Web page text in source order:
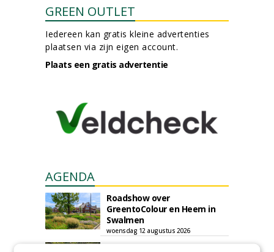
GREEN OUTLET
Iedereen kan gratis kleine advertenties
plaatsen via zijn eigen account.
Plaats een gratis advertentie
AGENDA
Roadshow over
GreentoColour en Heem in
Swalmen
woensdag 12 augustus 2026